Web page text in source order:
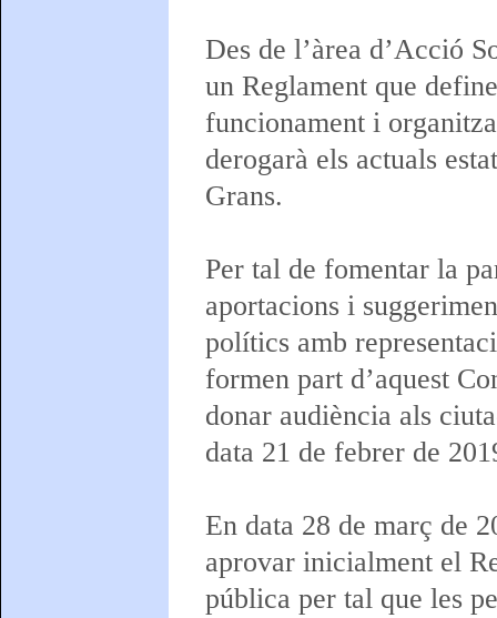
Des de l’àrea d’Acció
un Reglament que
funcionament i
derogarà els actuals
Grans.
Per tal de fomentar la
aportacions i
polítics amb
formen part d’aquest
donar audiència als
data 21 de febrer de
En data 28 de març de
aprovar inicialment el
pública per tal que les